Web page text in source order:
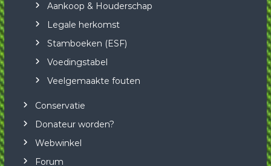
Aankoop & Houderschap
Legale herkomst
Stamboeken (ESF)
Voedingstabel
Veelgemaakte fouten
Conservatie
Donateur worden?
Webwinkel
Forum